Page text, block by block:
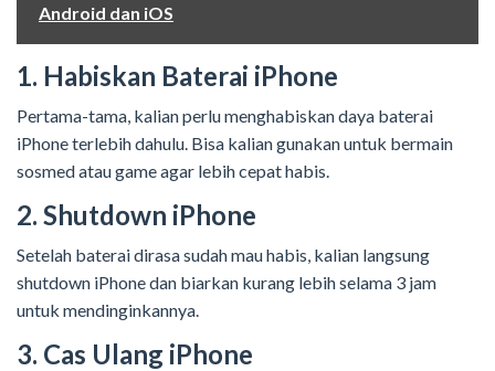
Android dan iOS
1. Habiskan Baterai iPhone
Pertama-tama, kalian perlu menghabiskan daya baterai
iPhone terlebih dahulu. Bisa kalian gunakan untuk bermain
sosmed atau game agar lebih cepat habis.
2. Shutdown iPhone
Setelah baterai dirasa sudah mau habis, kalian langsung
shutdown iPhone dan biarkan kurang lebih selama 3 jam
untuk mendinginkannya.
3. Cas Ulang iPhone